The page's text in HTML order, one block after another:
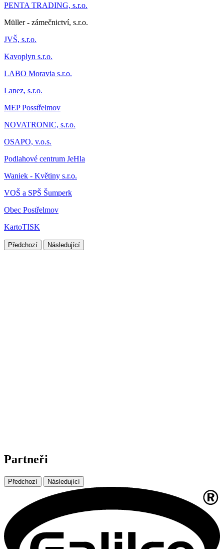
PENTA TRADING, s.r.o.
Müller - zámečnictví, s.r.o.
JVŠ, s.r.o.
Kavoplyn s.r.o.
LABO Moravia s.r.o.
Lanez, s.r.o.
MEP Posstřelmov
NOVATRONIC, s.r.o.
OSAPO, v.o.s.
Podlahové centrum JeHla
Waniek - Květiny s.r.o.
VOŠ a SPŠ Šumperk
Obec Postřelmov
KartoTISK
Předchozí Následující
Partneři
Předchozí Následující